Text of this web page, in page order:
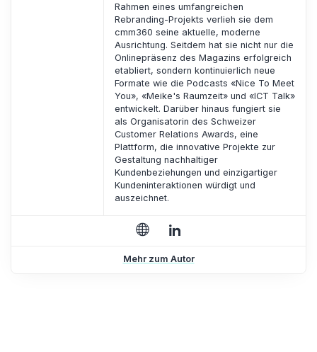
Rahmen eines umfangreichen
Rebranding-Projekts verlieh sie dem
cmm360 seine aktuelle, moderne
Ausrichtung. Seitdem hat sie nicht nur die
Onlinepräsenz des Magazins erfolgreich
etabliert, sondern kontinuierlich neue
Formate wie die Podcasts «Nice To Meet
You», «Meike's Raumzeit» und «ICT Talk»
entwickelt. Darüber hinaus fungiert sie
als Organisatorin des Schweizer
Customer Relations Awards, eine
Plattform, die innovative Projekte zur
Gestaltung nachhaltiger
Kundenbeziehungen und einzigartiger
Kundeninteraktionen würdigt und
auszeichnet.
Mehr zum Autor